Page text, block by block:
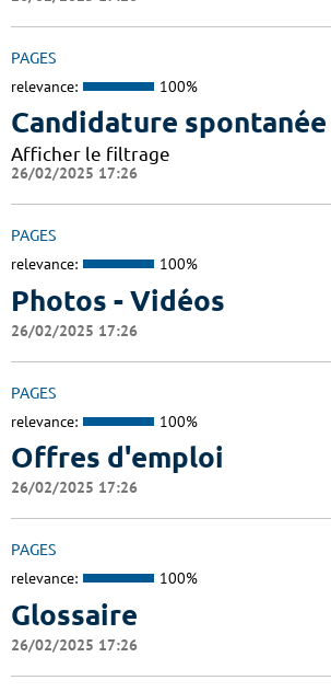
PAGES
relevance: 100%
Candidature spontanée
Afficher le filtrage
26/02/2025 17:26
PAGES
relevance: 100%
Photos - Vidéos
26/02/2025 17:26
PAGES
relevance: 100%
Offres d'emploi
26/02/2025 17:26
PAGES
relevance: 100%
Glossaire
26/02/2025 17:26